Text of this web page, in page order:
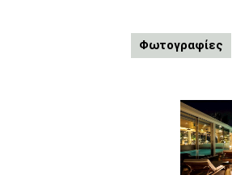
Φωτογραφίες